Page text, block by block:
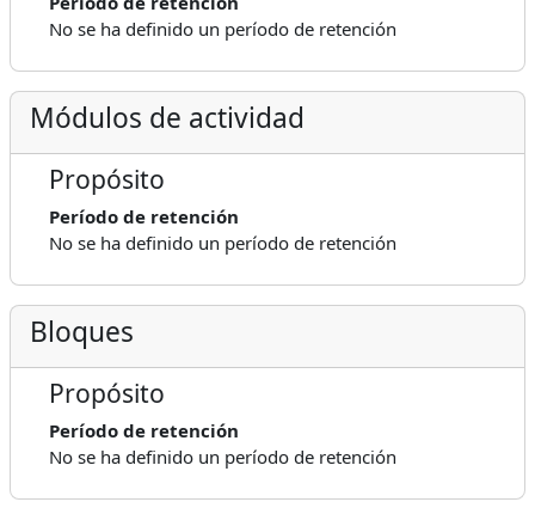
No se ha definido un período de retención
Módulos de actividad
Propósito
Período de retención
No se ha definido un período de retención
Bloques
Propósito
Período de retención
No se ha definido un período de retención